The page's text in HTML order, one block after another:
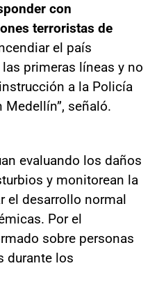
con
terroristas de
el país
primeras líneas y no
a la Policía
señaló.
evaluando los daños
y monitorean la
el desarrollo normal
Por el
sobre personas
durante los